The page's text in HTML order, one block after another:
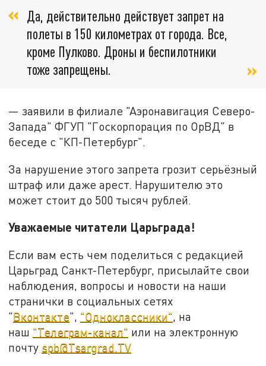
Да, действительно действует запрет на
полеты в 150 километрах от города. Все,
кроме Пулково. Дроны и беспилотники
тоже запрещены.
— заявили в филиале "Аэронавигация Северо-
Запада" ФГУП "Госкорпорация по ОрВД" в
беседе с "КП-Петербург".
За нарушение этого запрета грозит серьёзный
штраф или даже арест. Нарушителю это
может стоит до 500 тысяч рублей.
Уважаемые читатели Царьграда!
Если вам есть чем поделиться с редакцией
Царьград Санкт-Петербург, присылайте свои
наблюдения, вопросы и новости на наши
странички в социальных сетях
"Вконтакте", "Одноклассники", на
наш "Телеграм-канал" или на электронную
почту spb@Tsargrad.TV